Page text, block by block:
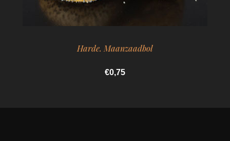
Harde. Maanzaadbol
€0,75